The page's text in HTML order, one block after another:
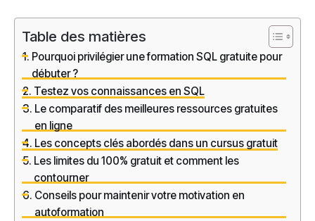
Table des matières
Pourquoi privilégier une formation SQL gratuite pour
débuter ?
Testez vos connaissances en SQL
Le comparatif des meilleures ressources gratuites
en ligne
Les concepts clés abordés dans un cursus gratuit
Les limites du 100% gratuit et comment les
contourner
Conseils pour maintenir votre motivation en
autoformation